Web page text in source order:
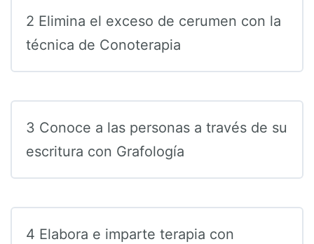
2 Elimina el exceso de cerumen con la
técnica de Conoterapia
3 Conoce a las personas a través de su
escritura con Grafología
4 Elabora e imparte terapia con